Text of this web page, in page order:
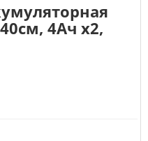
4Ач х2,